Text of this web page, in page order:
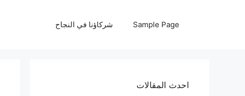
Sample Page شركاؤنا في النجاح
احدث المقالات